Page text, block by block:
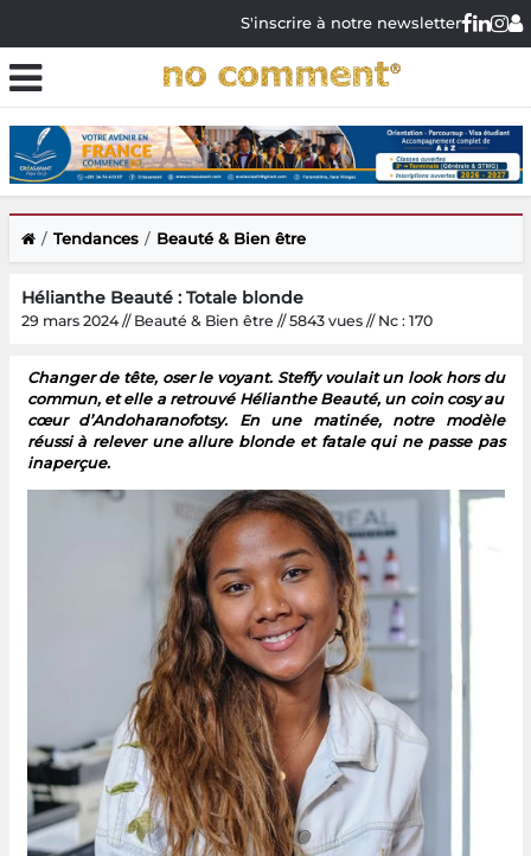
S'inscrire à notre newsletter
Tendances Beauté & Bien être
Hélianthe Beauté : Totale blonde
29 mars 2024 // Beauté & Bien être // 5843 vues // Nc : 170
Changer de tête, oser le voyant. Steffy voulait un look hors du
commun, et elle a retrouvé Hélianthe Beauté, un coin cosy au
cœur d’Andoharanofotsy. En une matinée, notre modèle
réussi à relever une allure blonde et fatale qui ne passe pas
inaperçue.